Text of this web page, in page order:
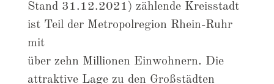
Stand 31.12.2021) zählende Kreisstadt
ist Teil der Metropolregion Rhein-Ruhr
mit
über zehn Millionen Einwohnern. Die
attraktive Lage zu den Großstädten